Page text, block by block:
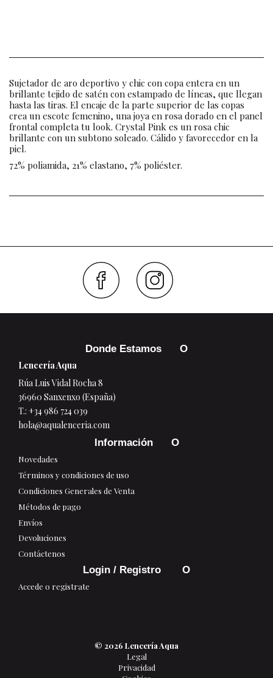
Sujetador de aro deportivo y chic con copa entera en un
brillante tejido de satén con estampado de líneas, que llegan
hasta las tiras. El encaje de la parte superior de las copas
crea un escote femenino, una joya en rosa dorado en el panel
frontal completa tu look. Crystal Pink es un rosa chic
brillante con un subtono soleado. Cálido y favorecedor en la
piel.
72% poliamida, 21% elastano, 7% poliéster.
Donde Estamos
Lencería Aqua
Rúa Luis Vidal Rocha 8
36960 Sanxenxo (España)
T.: +34 986 724 039
hola@aqualenceria.com
Información
Novedades
Términos y condiciones de uso
Condiciones Generales de Venta
Métodos de pago
Envíos
Devoluciones
Contáctenos
Login / Registro
Accede o registrate
© 2026 Lencería Aqua
Legal
Privacidad